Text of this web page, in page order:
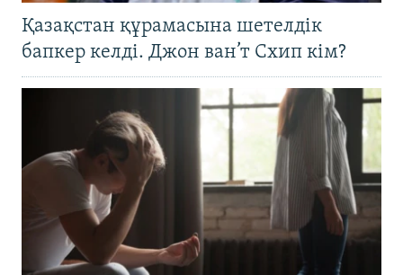
Қазақстан құрамасына шетелдік
бапкер келді. Джон ван’т Схип кім?